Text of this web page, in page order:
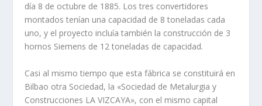
dí­a 8 de octubre de 1885. Los tres convertidores
montados tení­an una capacidad de 8 toneladas cada
uno, y el proyecto incluí­a también la construcción de 3
hornos Siemens de 12 toneladas de capacidad.
Casi al mismo tiempo que esta fábrica se constituirá en
Bilbao otra Sociedad, la «Sociedad de Metalurgia y
Construcciones LA VIZCAYA», con el mismo capital